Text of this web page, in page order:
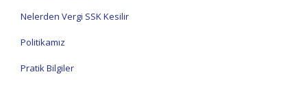
Nelerden Vergi SSK Kesilir
Politikamız
Pratik Bilgiler